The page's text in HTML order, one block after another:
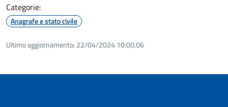
Categorie:
Anagrafe e stato civile
Ultimo aggiornamento: 22/04/2024 10:00.06